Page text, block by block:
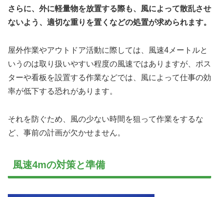
さらに、外に軽量物を放置する際も、風によって散乱させ
ないよう、適切な重りを置くなどの処置が求められます。
屋外作業やアウトドア活動に際しては、風速4メートルと
いうのは取り扱いやすい程度の風速ではありますが、ポス
ターや看板を設置する作業などでは、風によって仕事の効
率が低下する恐れがあります。
それを防ぐため、風の少ない時間を狙って作業をするな
ど、事前の計画が欠かせません。
風速4mの対策と準備